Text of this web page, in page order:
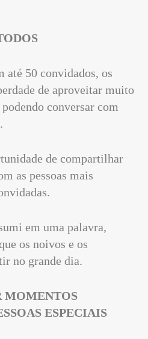
até 50 convidados, os
de aproveitar muito
conversar com
de compartilhar
as pessoas mais
em uma palavra,
os noivos e os
no grande dia.
MOMENTOS
ESPECIAIS